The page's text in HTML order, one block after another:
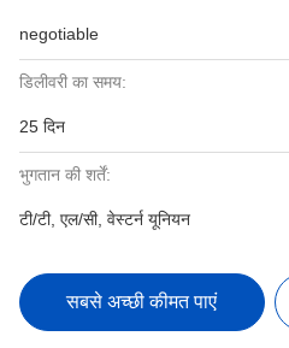
negotiable
डिलीवरी का समय:
25 दिन
भुगतान की शर्तें:
टी/टी, एल/सी, वेस्टर्न यूनियन
सबसे अच्छी कीमत पाएं